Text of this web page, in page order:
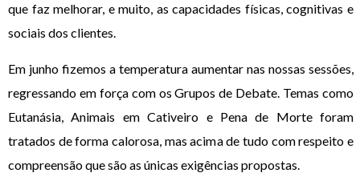
que faz melhorar, e muito, as capacidades físicas, cognitivas e
sociais dos clientes.
Em junho fizemos a temperatura aumentar nas nossas sessões,
regressando em força com os Grupos de Debate. Temas como
Eutanásia, Animais em Cativeiro e Pena de Morte foram
tratados de forma calorosa, mas acima de tudo com respeito e
compreensão que são as únicas exigências propostas.